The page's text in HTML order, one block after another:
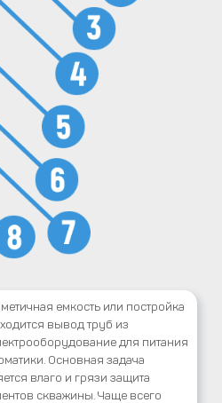
емкость или постройка
вывод труб из
для питания
Основная задача
влаго и грязи защита
скважины. Чаще всего